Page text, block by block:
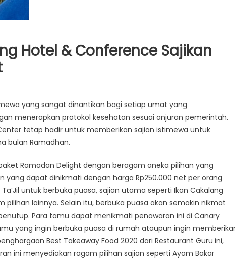
Hotel & Conference Sajikan
yang sangat dinantikan bagi setiap umat yang
menerapkan protokol kesehatan sesuai anjuran pemerintah.
tetap hadir untuk memberikan sajian istimewa untuk
bulan Ramadhan.
Ramadan Delight dengan beragam aneka pilihan yang
yang dapat dinikmati dengan harga Rp250.000 net per orang
untuk berbuka puasa, sajian utama seperti Ikan Cakalang
pilihan lainnya. Selain itu, berbuka puasa akan semakin nikmat
Para tamu dapat menikmati penawaran ini di Canary
yang ingin berbuka puasa di rumah ataupun ingin
Best Takeaway Food 2020 dari Restaurant Guru ini,
ini menyediakan ragam pilihan sajian seperti Ayam Bakar